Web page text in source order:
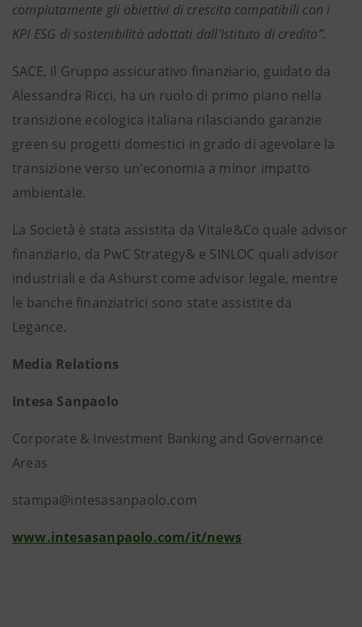
compiutamente gli obiettivi di crescita compatibili con i
KPI ESG di sostenibilità adottati dall'Istituto di credito”.
SACE, il Gruppo assicurativo finanziario, guidato da
Alessandra Ricci, ha un ruolo di primo piano nella
transizione ecologica italiana rilasciando garanzie
green su progetti domestici in grado di agevolare la
transizione verso un'economia a minor impatto
ambientale.
La Società è stata assistita da Vitale&Co quale advisor
finanziario, da PwC Strategy& e SINLOC quali advisor
industriali e da Ashurst come advisor legale, mentre
le banche finanziatrici sono state assistite da
Legance.
Media Relations
Intesa Sanpaolo
Corporate & Investment Banking and Governance
Areas
stampa@intesasanpaolo.com
www.intesasanpaolo.com/it/news